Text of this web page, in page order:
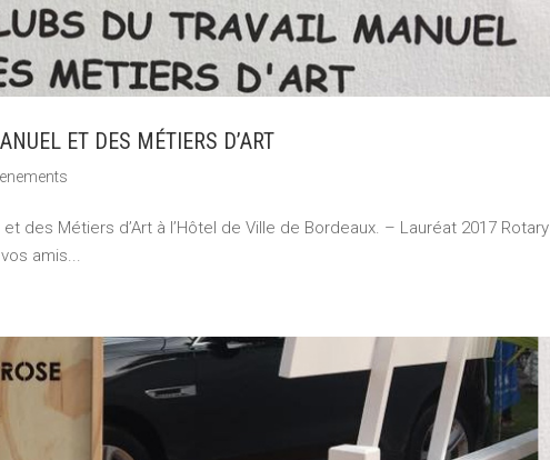
ET DES MÉTIERS D’ART
des Métiers d’Art à l’Hôtel de Ville de Bordeaux. – Lauréat 2017 Rotary
amis...